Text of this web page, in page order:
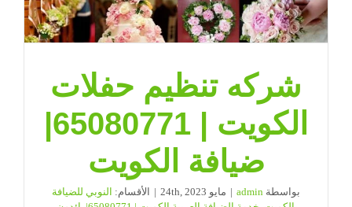
شركه تنظيم حفلات
الكويت | 65080771|
ضيافة الكويت
بواسطة admin
| مايو 24th, 2023 | الأقسام: النوبي للضيافة